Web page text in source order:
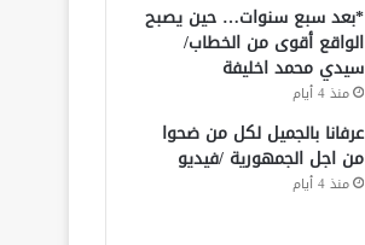
*بعد سبع سنوات… حين يصبح
الواقع أقوى من الخطاب/
سيدي محمد اخليفة
منذ 4 أيام
عرفانا بالجميل لكل من ضحوا
من اجل الجمهورية /فيديو
منذ 4 أيام